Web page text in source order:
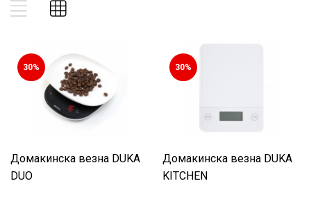
30%
Домакинска везна DUKA
DUO
30%
Домакинска везна DUKA
KITCHEN